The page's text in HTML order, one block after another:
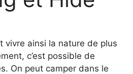
vivre ainsi la nature de plus
c’est possible de
On peut camper dans le